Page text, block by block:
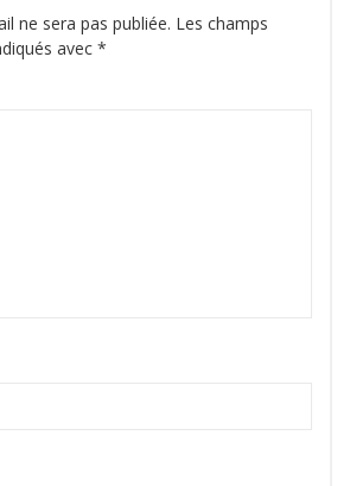
ne sera pas publiée. Les champs
avec *